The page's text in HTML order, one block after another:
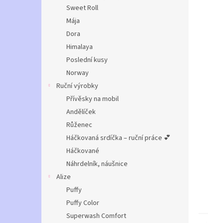
Sweet Roll
Mája
Dora
Himalaya
Poslední kusy
Norway
Ruční výrobky
Přívěsky na mobil
Andělíček
Růženec
Háčkovaná srdíčka – ruční práce 💕
Háčkované
Náhrdelník, náušnice
Alize
Puffy
Puffy Color
Superwash Comfort